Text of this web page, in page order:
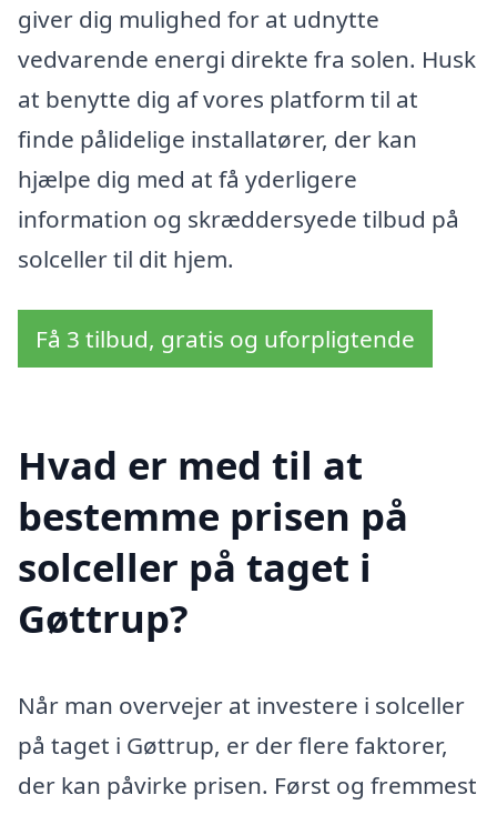
giver dig mulighed for at udnytte
vedvarende energi direkte fra solen. Husk
at benytte dig af vores platform til at
finde pålidelige installatører, der kan
hjælpe dig med at få yderligere
information og skræddersyede tilbud på
solceller til dit hjem.
Få 3 tilbud, gratis og uforpligtende
Hvad er med til at
bestemme prisen på
solceller på taget i
Gøttrup?
Når man overvejer at investere i solceller
på taget i Gøttrup, er der flere faktorer,
der kan påvirke prisen. Først og fremmest